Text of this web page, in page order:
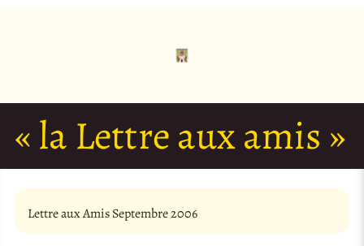
« la Lettre aux amis »
Lettre aux Amis Septembre 2006